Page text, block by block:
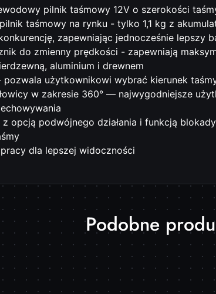
pilnik taśmowy 12V o szerokości
taśmowy na rynku - tylko 1,1 kg z
zapewniając jednocześnie lepszy
do zmienny prędkości - zapewniają
aluminium i drewnem
użytkownikowi wybrać kierunek
w zakresie 360° — najwygodniejsze
z opcją podwójnego działania i funkcją
dla lepszej widoczności
Produkty
o
statusie:
Podobne